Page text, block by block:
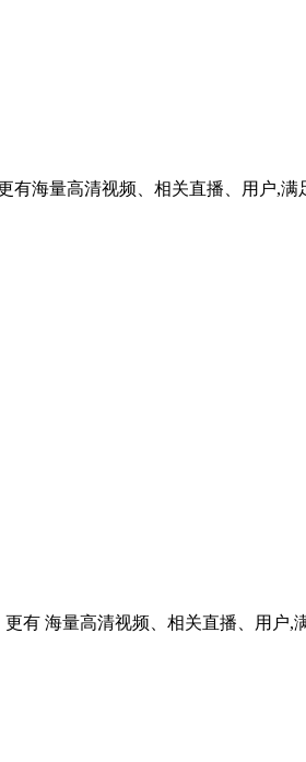
有海量高清视频、相关直播、用户,满
有 海量高清视频、相关直播、用户,